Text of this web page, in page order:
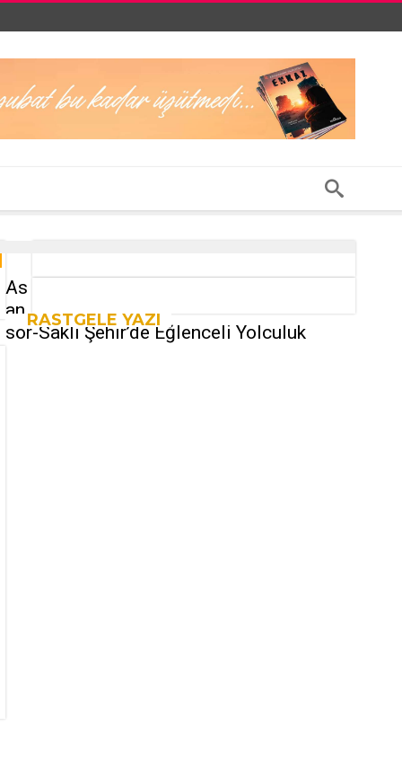
RASTGELE YAZI
As
an
sör-Saklı Şehir’de Eğlenceli Yolculuk